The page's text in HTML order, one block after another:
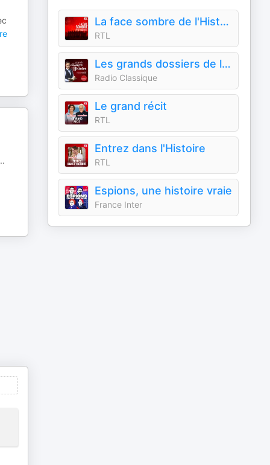
La face sombre de l'Histoire
RTL
Les grands dossiers de l'Histoire par Franck Ferrand
Radio Classique
Le grand récit
RTL
Entrez dans l'Histoire
RTL
Espions, une histoire vraie
France Inter